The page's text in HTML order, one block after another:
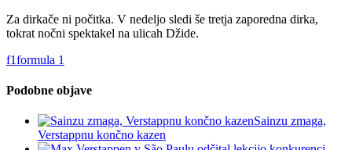
Za dirkače ni počitka. V nedeljo sledi še tretja zaporedna dirka,
tokrat nočni spektakel na ulicah Džide.
f1formula 1
Podobne objave
Sainzu zmaga,
Verstappnu končno kazen